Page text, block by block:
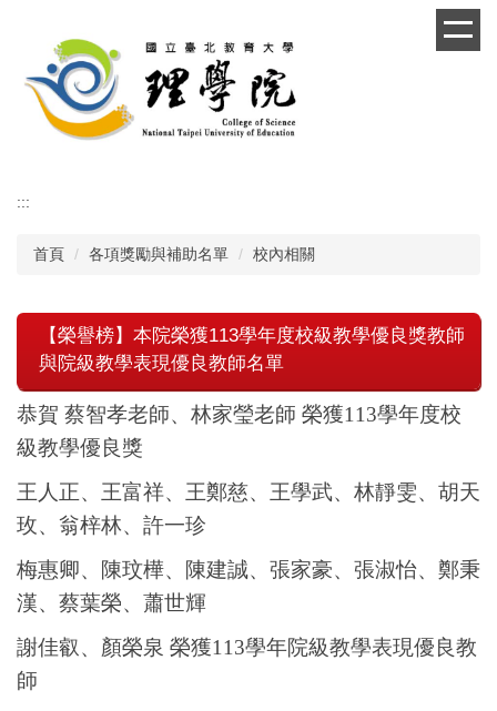
要
:::
首頁 各項獎勵與補助名單 校內相關
【榮譽榜】本院榮獲113學年度校級教學優良獎教師
與院級教學表現優良教師名單
恭賀 蔡智孝老師、林家瑩老師 榮獲113學年度校
級教學優良獎
王人正、王富祥、王鄭慈、王學武、林靜雯、胡天
玫、翁梓林、許一珍
梅惠卿、陳玟樺、陳建誠、張家豪、張淑怡、鄭秉
漢、蔡葉榮、蕭世輝
謝佳叡、顏榮泉 榮獲113學年院級教學表現優良教
師